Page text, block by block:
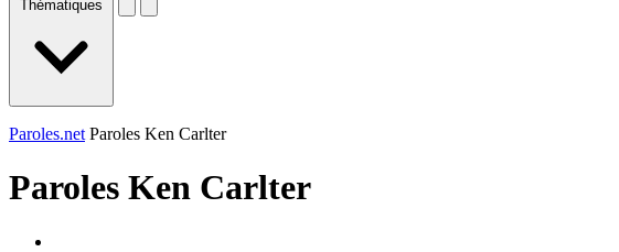
Thématiques
Paroles.net Paroles Ken Carlter
Paroles Ken Carlter